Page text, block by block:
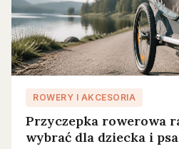
ROWERY I AKCESORIA
Przyczepka rowerowa
wybrać dla dziecka i